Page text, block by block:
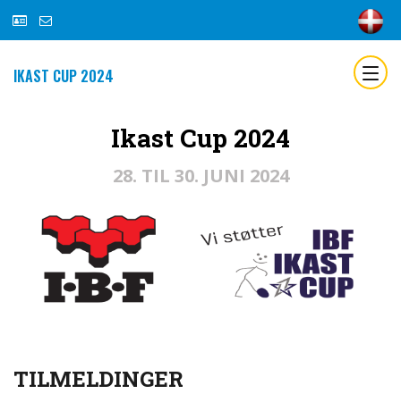
IKAST CUP 2024
Ikast Cup 2024
28. TIL 30. JUNI 2024
TILMELDINGER